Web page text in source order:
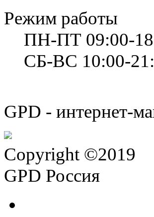
Режим работы
ПН-ПТ 09:00-
СБ-ВС 10:00-
GPD - интернет-
Copyright ©2019
GPD Россия